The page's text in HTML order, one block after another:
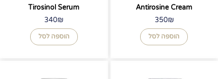
Antirosine Cream
350₪
הוספה לסל
Tirosinol Serum
340₪
הוספה לסל